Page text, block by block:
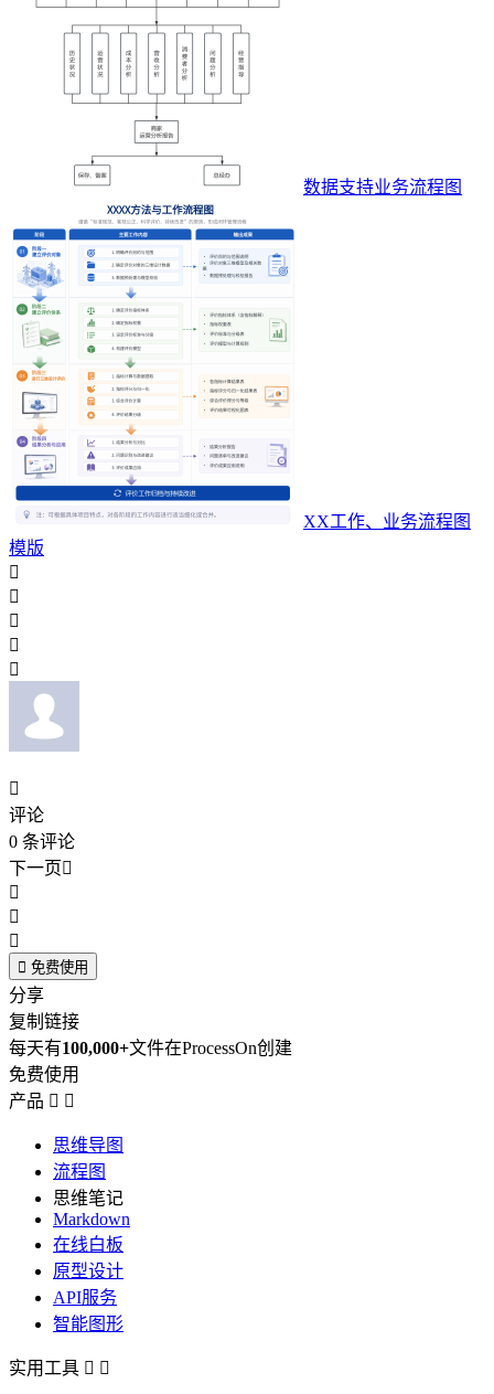
数据支持业务流程图
XX工作、业务流程图
模版






评论
0 条评论
下一页



 免费使用
分享
复制链接
每天有100,000+文件在ProcessOn创建
免费使用
产品  
思维导图
流程图
思维笔记
Markdown
在线白板
原型设计
API服务
智能图形
实用工具  